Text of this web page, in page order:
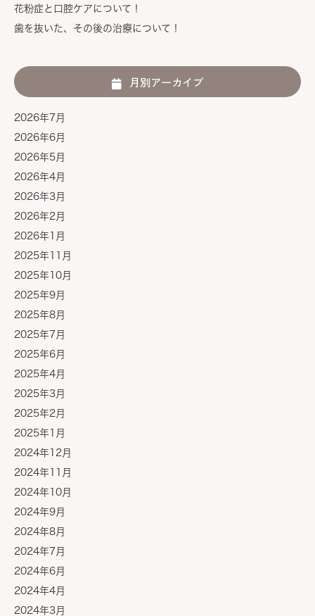
花粉症と口腔ケアについて！
歯を抜いた、その後の治療について！
月別アーカイブ
2026年7月
2026年6月
2026年5月
2026年4月
2026年3月
2026年2月
2026年1月
2025年11月
2025年10月
2025年9月
2025年8月
2025年7月
2025年6月
2025年4月
2025年3月
2025年2月
2025年1月
2024年12月
2024年11月
2024年10月
2024年9月
2024年8月
2024年7月
2024年6月
2024年4月
2024年3月